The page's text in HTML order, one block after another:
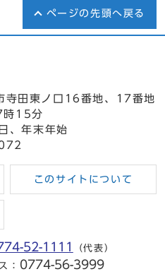
ページの先頭へ戻る
田東ノ口16番地、17番地
15分
、年末年始
このサイトについて
52-1111
（代表）
：
0774-56-3999